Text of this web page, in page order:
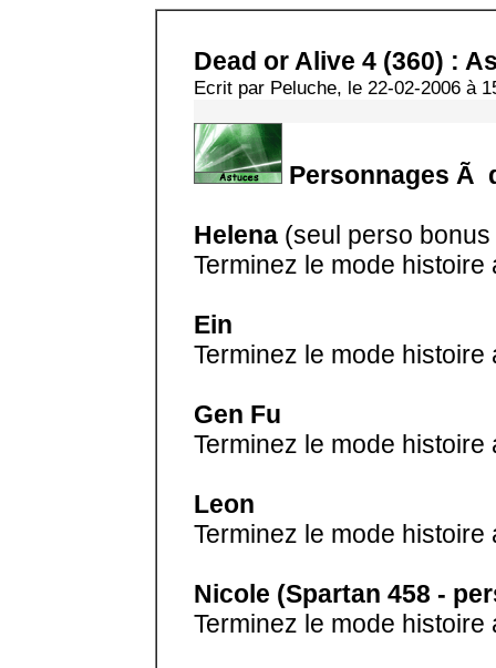
Dead or Alive 4 (360) :
Ecrit par Peluche, le 22-02-2006 à
Personnages Ã
Helena(seul perso bonus
Terminez le mode
Ein
Terminez le mode histoire
Gen Fu
Terminez le mode histoire
Leon
Terminez le mode histoire
Nicole (Spartan 458 -
Terminez le mode histoire